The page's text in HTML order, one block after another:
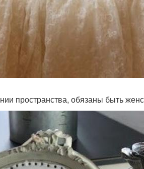
пространства, обязаны быть